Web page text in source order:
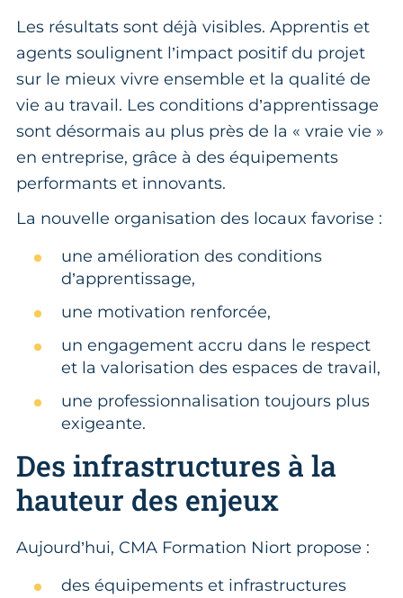
Les résultats sont déjà visibles. Apprentis et
agents soulignent l’impact positif du projet
sur le mieux vivre ensemble et la qualité de
vie au travail. Les conditions d’apprentissage
sont désormais au plus près de la « vraie vie »
en entreprise, grâce à des équipements
performants et innovants.
La nouvelle organisation des locaux favorise :
une amélioration des conditions
d’apprentissage,
une motivation renforcée,
un engagement accru dans le respect
et la valorisation des espaces de travail,
une professionnalisation toujours plus
exigeante.
Des infrastructures à la
hauteur des enjeux
Aujourd’hui, CMA Formation Niort propose :
des équipements et infrastructures